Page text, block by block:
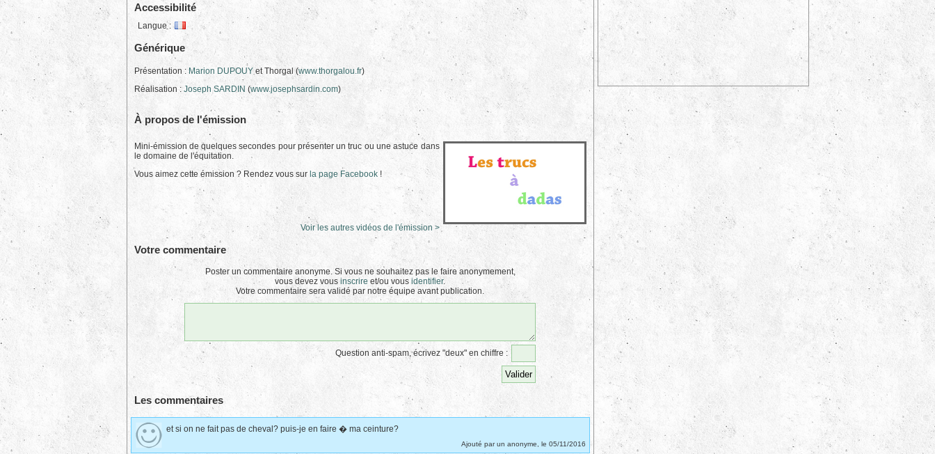
Accessibilité
Langue :
Générique
Présentation :Marion DUPOUYet Thorgal (www.thorgalou.fr)
Réalisation : Joseph SARDIN (www.josephsardin.com)
À propos de l'émission
Mini-émission de quelques secondes pour présenter un truc ou une astuce dans
le domaine de l'équitation.
Vous aimez cette émission ? Rendez vous sur la page Facebook!
Voir les autres vidéos de l'émission >
Votre commentaire
Poster un commentaire anonyme. Si vous ne souhaitez pas le faire anonymement,
vous devez vousinscrire et/ou vous identifier.
Votre commentaire sera validé par notre équipe avant publication.
Question anti-spam, écrivez "deux" en chiffre :
Les commentaires
et si on ne fait pas de cheval? puis-je en faire � ma ceinture?
Ajouté par un anonyme, le 05/11/2016